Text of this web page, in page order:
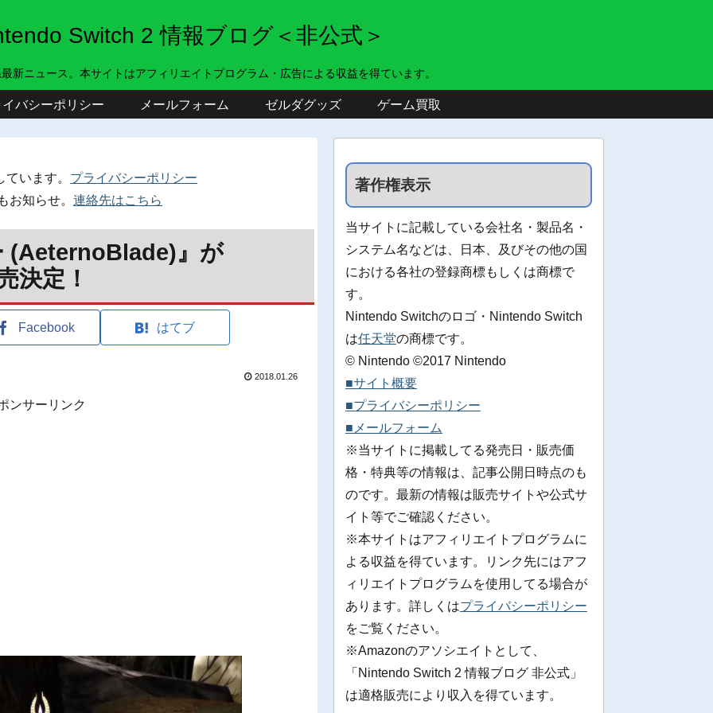
Switch 2 情報ブログ＜非公式＞
新ニュース。本サイトはアフィリエイトプログラム・広告による収益を得ています。
バシーポリシー メールフォーム ゼルダグッズ ゲーム買取
います。 プライバシーポリシー
お知らせ。 連絡先はこちら
(AeternoBlade)』が
決定！
Facebook はてブ
2018.01.26
ンサーリンク
著作権表示
当サイトに記載している会社名・製品名・
システム名などは、日本、及びその他の国
における各社の登録商標もしくは商標で
す。
Nintendo Switchのロゴ・Nintendo Switch
は任天堂の商標です。
© Nintendo ©2017 Nintendo
■サイト概要
■プライバシーポリシー
■メールフォーム
※当サイトに掲載してる発売日・販売価
格・特典等の情報は、記事公開日時点のも
のです。最新の情報は販売サイトや公式サ
イト等でご確認ください。
※本サイトはアフィリエイトプログラムに
よる収益を得ています。リンク先にはアフ
ィリエイトプログラムを使用してる場合が
あります。詳しくはプライバシーポリシー
をご覧ください。
※Amazonのアソシエイトとして、
「Nintendo Switch 2 情報ブログ 非公式」
は適格販売により収入を得ています。